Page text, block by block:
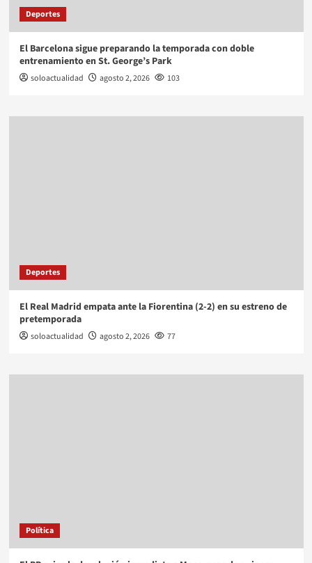
Deportes
El Barcelona sigue preparando la temporada con doble
entrenamiento en St. George’s Park
soloactualidad agosto 2, 2026 103
Deportes
El Real Madrid empata ante la Fiorentina (2-2) en su estreno de
pretemporada
soloactualidad agosto 2, 2026 77
Política